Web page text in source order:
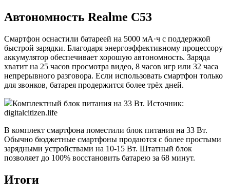
Автономность Realme C53
Смартфон оснастили батареей на 5000 мА·ч с поддержкой
быстрой зарядки. Благодаря энергоэффективному процессору
аккумулятор обеспечивает хорошую автономность. Заряда
хватит на 25 часов просмотра видео, 8 часов игр или 32 часа
непрерывного разговора. Если использовать смартфон только
для звонков, батарея продержится более трёх дней.
Комплектный блок питания на 33 Вт. Источник:
digitalcitizen.life
В комплект смартфона поместили блок питания на 33 Вт.
Обычно бюджетные смартфоны продаются с более простыми
зарядными устройствами на 10-15 Вт. Штатный блок
позволяет до 100% восстановить батарею за 68 минут.
Итоги